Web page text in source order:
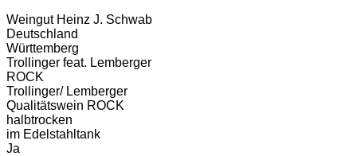
Weingut Heinz J. Schwab
Deutschland
Württemberg
Trollinger feat. Lemberger
ROCK
Trollinger/ Lemberger
Qualitätswein ROCK
halbtrocken
im Edelstahltank
Ja